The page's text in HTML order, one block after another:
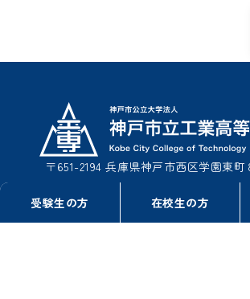
受験生の方 在校生の方
〒651-2194 兵庫県神戸市西区学園東
TEL : 078-795-3311（事務室総務課）